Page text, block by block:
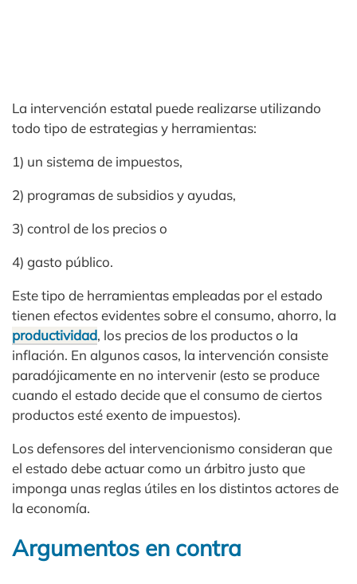
La intervención estatal puede realizarse utilizando
todo tipo de estrategias y herramientas:
1) un sistema de impuestos,
2) programas de subsidios y ayudas,
3) control de los precios o
4) gasto público.
Este tipo de herramientas empleadas por el estado
tienen efectos evidentes sobre el consumo, ahorro, la
productividad, los precios de los productos o la
inflación. En algunos casos, la intervención consiste
paradójicamente en no intervenir (esto se produce
cuando el estado decide que el consumo de ciertos
productos esté exento de impuestos).
Los defensores del intervencionismo consideran que
el estado debe actuar como un árbitro justo que
imponga unas reglas útiles en los distintos actores de
la economía.
Argumentos en contra